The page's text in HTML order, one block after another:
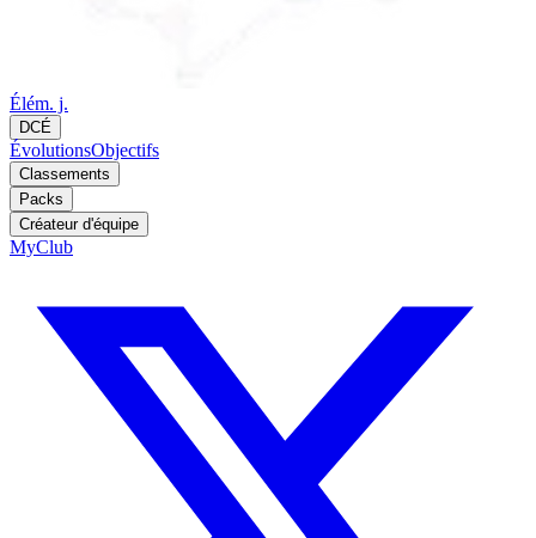
Élém. j.
DCÉ
ÉvolutionsObjectifs
Classements
Packs
Créateur d'équipe
MyClub